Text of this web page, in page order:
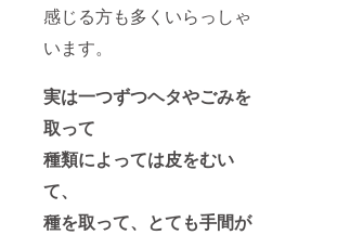
感じる方も多くいらっしゃ
います。
実は一つずつヘタやごみを
取って
種類によっては皮をむい
て、
種を取って、とても手間が